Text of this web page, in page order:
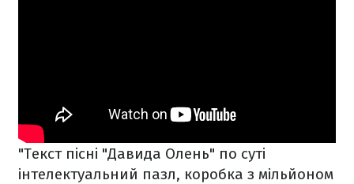
"Текст пісні "Давида Олень" по суті
інтелектуальний пазл, коробка з мільйоном